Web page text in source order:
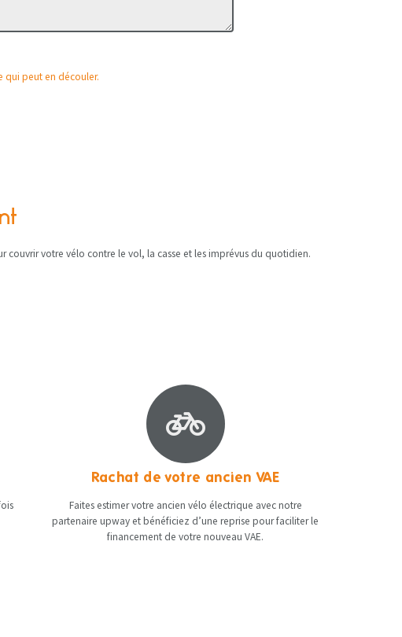
qui peut en découler.
votre vélo contre le vol, la casse et les imprévus du quotidien.
Rachat de votre ancien VAE
Faites estimer votre ancien vélo électrique avec notre
partenaire upway et bénéficiez d’une reprise pour faciliter le
financement de votre nouveau VAE.